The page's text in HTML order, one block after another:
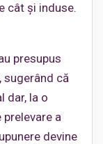
cât și induse.
presupus
sugerând că
dar, la o
a
devine